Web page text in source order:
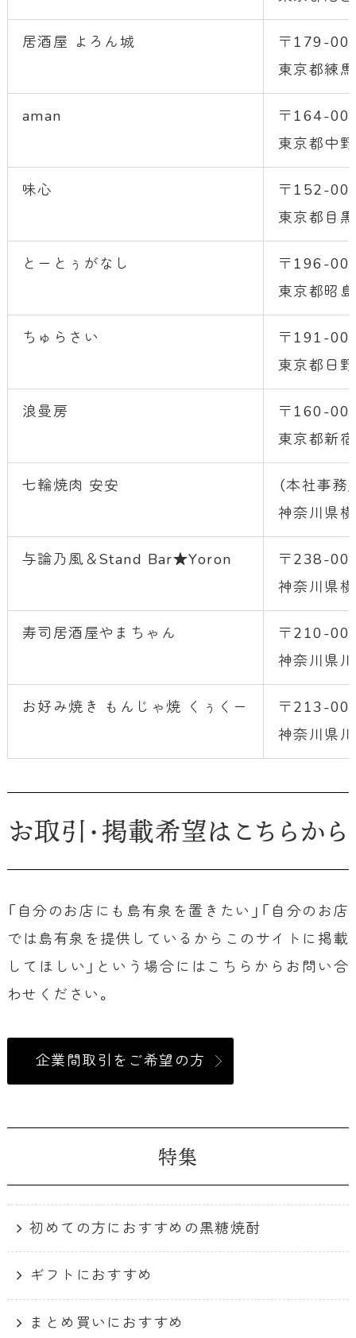
居酒屋 よろん城
〒179-
東京都練
aman
〒164-
東京都中
味心
〒152-
東京都目
とーとぅがなし
〒196-
東京都昭
ちゅらさい
〒191-
東京都日
浪曼房
〒160-
東京都新
七輪焼肉 安安
（本社事
神奈川県
与論乃風＆Stand Bar★Yoron
〒238-
神奈川県
寿司居酒屋やまちゃん
〒210-
神奈川県
お好み焼き もんじゃ焼 くぅくー
〒213-
神奈川県
お取引・掲載希望はこちらから
「自分のお店にも島有泉を置きたい」「自分のお店
では島有泉を提供しているからこのサイトに掲載
してほしい」という場合にはこちらからお問い合
わせください。
企業間取引をご希望の方
特集
初めての方におすすめの黒糖焼酎
ギフトにおすすめ
まとめ買いにおすすめ